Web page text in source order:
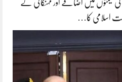
قیمتوں میں اضافے اور مہنگائی کے
اسلامی کا…